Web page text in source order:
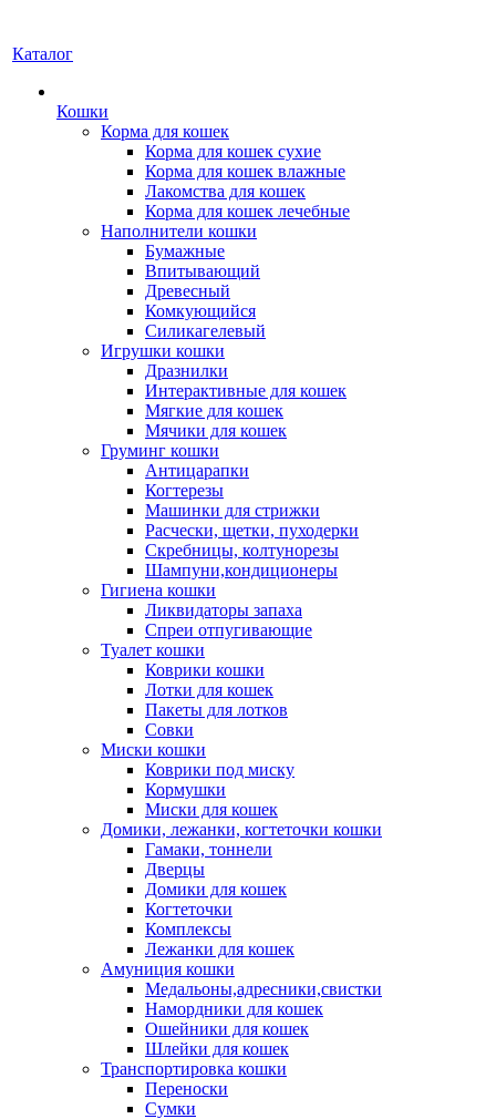
Каталог
Кошки
Корма для кошек
Корма для кошек сухие
Корма для кошек влажные
Лакомства для кошек
Корма для кошек лечебные
Наполнители кошки
Бумажные
Впитывающий
Древесный
Комкующийся
Силикагелевый
Игрушки кошки
Дразнилки
Интерактивные для кошек
Мягкие для кошек
Мячики для кошек
Груминг кошки
Антицарапки
Когтерезы
Машинки для стрижки
Расчески, щетки, пуходерки
Скребницы, колтунорезы
Шампуни,кондиционеры
Гигиена кошки
Ликвидаторы запаха
Спреи отпугивающие
Туалет кошки
Коврики кошки
Лотки для кошек
Пакеты для лотков
Совки
Миски кошки
Коврики под миску
Кормушки
Миски для кошек
Домики, лежанки, когтеточки кошки
Гамаки, тоннели
Дверцы
Домики для кошек
Когтеточки
Комплексы
Лежанки для кошек
Амуниция кошки
Медальоны,адресники,свистки
Намордники для кошек
Ошейники для кошек
Шлейки для кошек
Транспортировка кошки
Переноски
Сумки